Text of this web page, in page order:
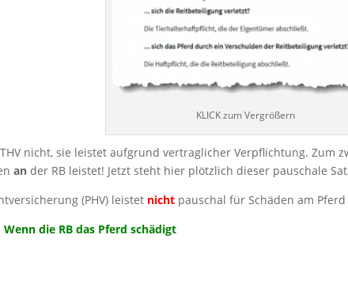
KLICK zum Vergrößern
nicht, sie leistet aufgrund vertraglicher Verpflichtung. Zum
an der RB leistet! Jetzt steht hier plötzlich dieser pauschale
(PHV) leistet nicht pauschal für Schäden am
Wenn die RB das Pferd schädigt